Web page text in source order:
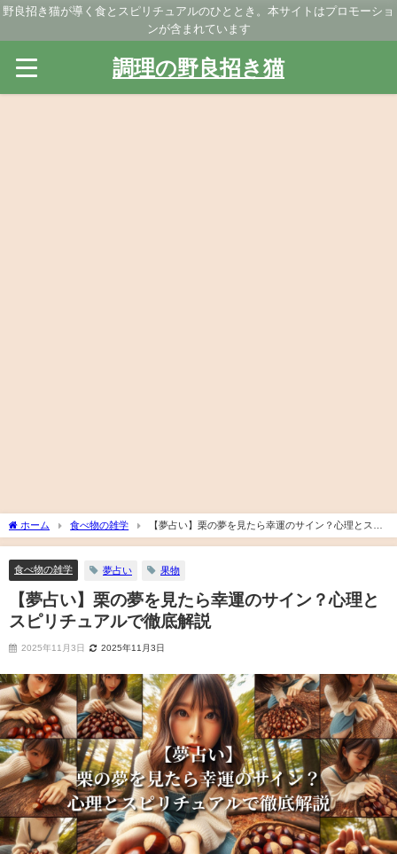
野良招き猫が導く食とスピリチュアルのひととき。本サイトはプロモーショ
ンが含まれています
調理の野良招き猫
ホーム 食べ物の雑学
【夢占い】栗の夢を見たら幸運のサイン？心理とスピ
リチュアルで徹底解説
食べ物の雑学 夢占い 果物
【夢占い】栗の夢を見たら幸運のサイン？心理と
スピリチュアルで徹底解説
2025年11月3日 2025年11月3日